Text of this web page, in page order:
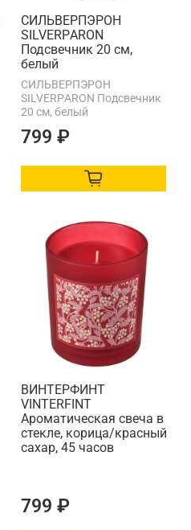
СИЛЬВЕРПЭРОН
SILVERPАRON
Подсвечник 20 см,
белый
СИЛЬВЕРПЭРОН
SILVERPАRON Подсвечник
20 см, белый
799 ₽
ВИНТЕРФИНТ
VINTERFINT
Ароматическая свеча в
стекле, корица/красный
сахар, 45 часов
799 ₽